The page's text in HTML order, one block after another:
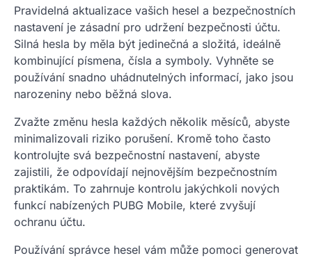
Pravidelná aktualizace vašich hesel a bezpečnostních
nastavení je zásadní pro udržení bezpečnosti účtu.
Silná hesla by měla být jedinečná a složitá, ideálně
kombinující písmena, čísla a symboly. Vyhněte se
používání snadno uhádnutelných informací, jako jsou
narozeniny nebo běžná slova.
Zvažte změnu hesla každých několik měsíců, abyste
minimalizovali riziko porušení. Kromě toho často
kontrolujte svá bezpečnostní nastavení, abyste
zajistili, že odpovídají nejnovějším bezpečnostním
praktikám. To zahrnuje kontrolu jakýchkoli nových
funkcí nabízených PUBG Mobile, které zvyšují
ochranu účtu.
Používání správce hesel vám může pomoci generovat